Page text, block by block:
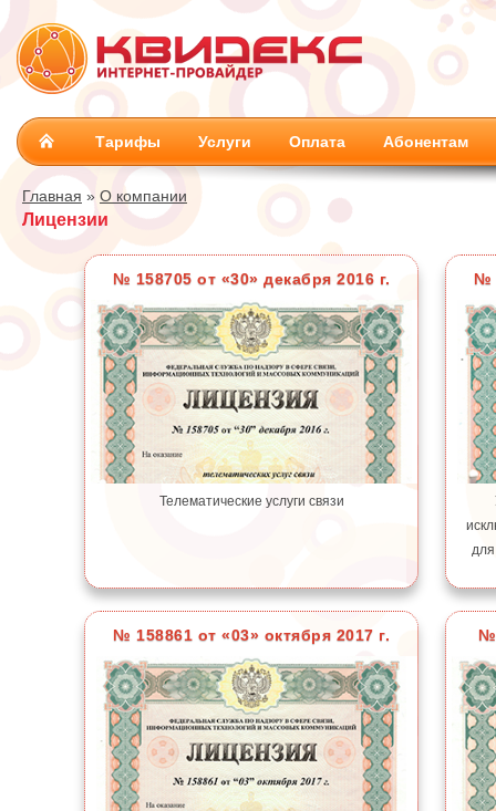
Тарифы Услуги Оплата Абонентам
Главная » О компании
Лицензии
№ 158705 от «30» декабря 2016 г.
Телематические услуги связи
№
№ 158861 от «03» октября 2017 г. №